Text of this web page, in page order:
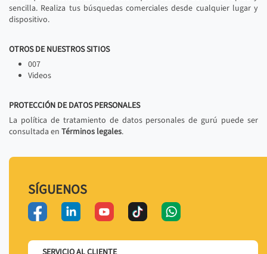
sencilla. Realiza tus búsquedas comerciales desde cualquier lugar y
dispositivo.
OTROS DE NUESTROS SITIOS
007
Videos
PROTECCIÓN DE DATOS PERSONALES
La política de tratamiento de datos personales de gurú puede ser
consultada en Términos legales.
SÍGUENOS